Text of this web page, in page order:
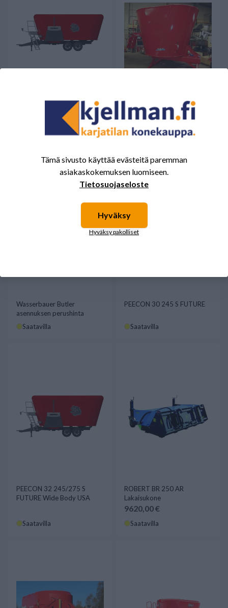
PEECON 24-230 S FUTURE
PEECON 15 245 S KIINTEÄ
Wasserbauer Butler
asennuksen perushinta
Saatavilla
PEECON 30 245 S FUTURE
Saatavilla
PEECON 32 245/275 S
FUTURE Wide Body USA
Saatavilla
ROBERT BR 250 AR
Lakaisukone
9620,00 €
Saatavilla
Tämä sivusto käyttää evästeitä paremman
asiakaskokemuksen luomiseen.
Tietosuojaseloste
Hyväksy
Hyväksy pakolliset